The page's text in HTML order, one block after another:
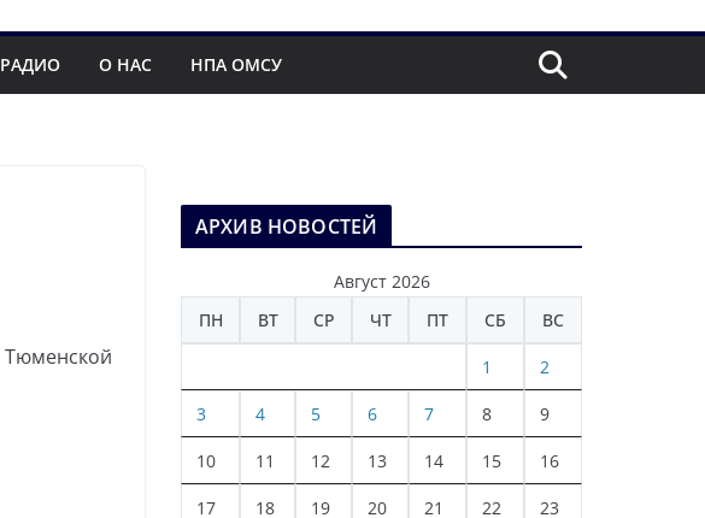
РАДИО О НАС НПА ОМСУ
Тюменской
АРХИВ НОВОСТЕЙ
Август 2026
ПН
ВТ СР ЧТ ПТ СБ ВС
1 2
3 4 5 6 7 8 9
10 11 12 13 14 15 16
17 18 19 20 21 22 23